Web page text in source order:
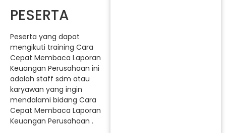
PESERTA
Peserta yang dapat
mengikuti training Cara
Cepat Membaca Laporan
Keuangan Perusahaan ini
adalah staff sdm atau
karyawan yang ingin
mendalami bidang Cara
Cepat Membaca Laporan
Keuangan Perusahaan .